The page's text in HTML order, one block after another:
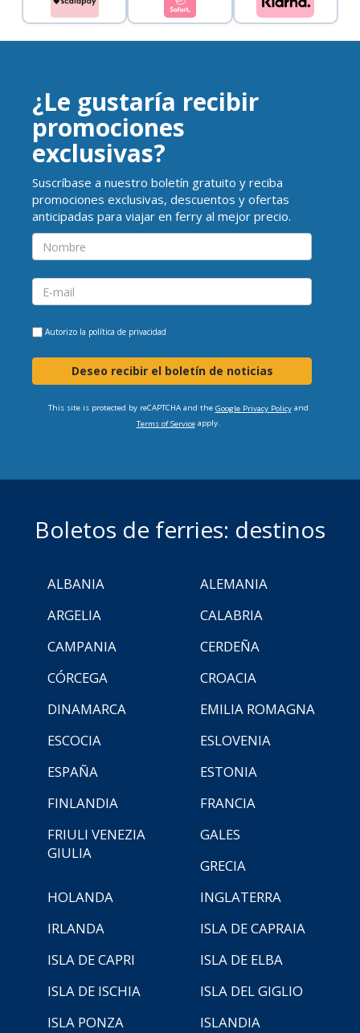
¿Le gustaría recibir
promociones
exclusivas?
Suscríbase a nuestro boletín gratuito y reciba
promociones exclusivas, descuentos y ofertas
anticipadas para viajar en ferry al mejor precio.
Autorizo la política de privacidad
Deseo recibir el boletín de noticias
This site is protected by reCAPTCHA and the Google Privacy Policyand
Terms of Serviceapply.
Boletos de ferries: destinos
ALBANIA
ALEMANIA
ARGELIA
CALABRIA
CAMPANIA
CERDEÑA
CÓRCEGA
CROACIA
DINAMARCA
EMILIA ROMAGNA
ESCOCIA
ESLOVENIA
ESPAÑA
ESTONIA
FINLANDIA
FRANCIA
FRIULI VENEZIA
GIULIA
GALES
GRECIA
HOLANDA
INGLATERRA
IRLANDA
ISLA DE CAPRAIA
ISLA DE CAPRI
ISLA DE ELBA
ISLA DE ISCHIA
ISLA DEL GIGLIO
ISLA PONZA
ISLANDIA